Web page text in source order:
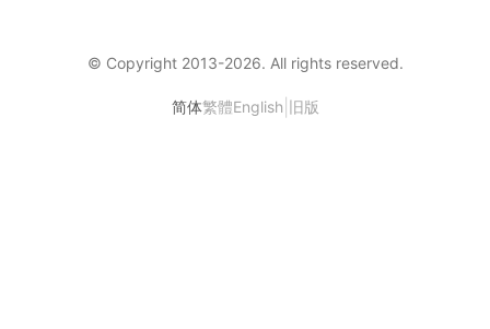
© Copyright 2013-2026. All rights reserved.
简体繁體English 旧版